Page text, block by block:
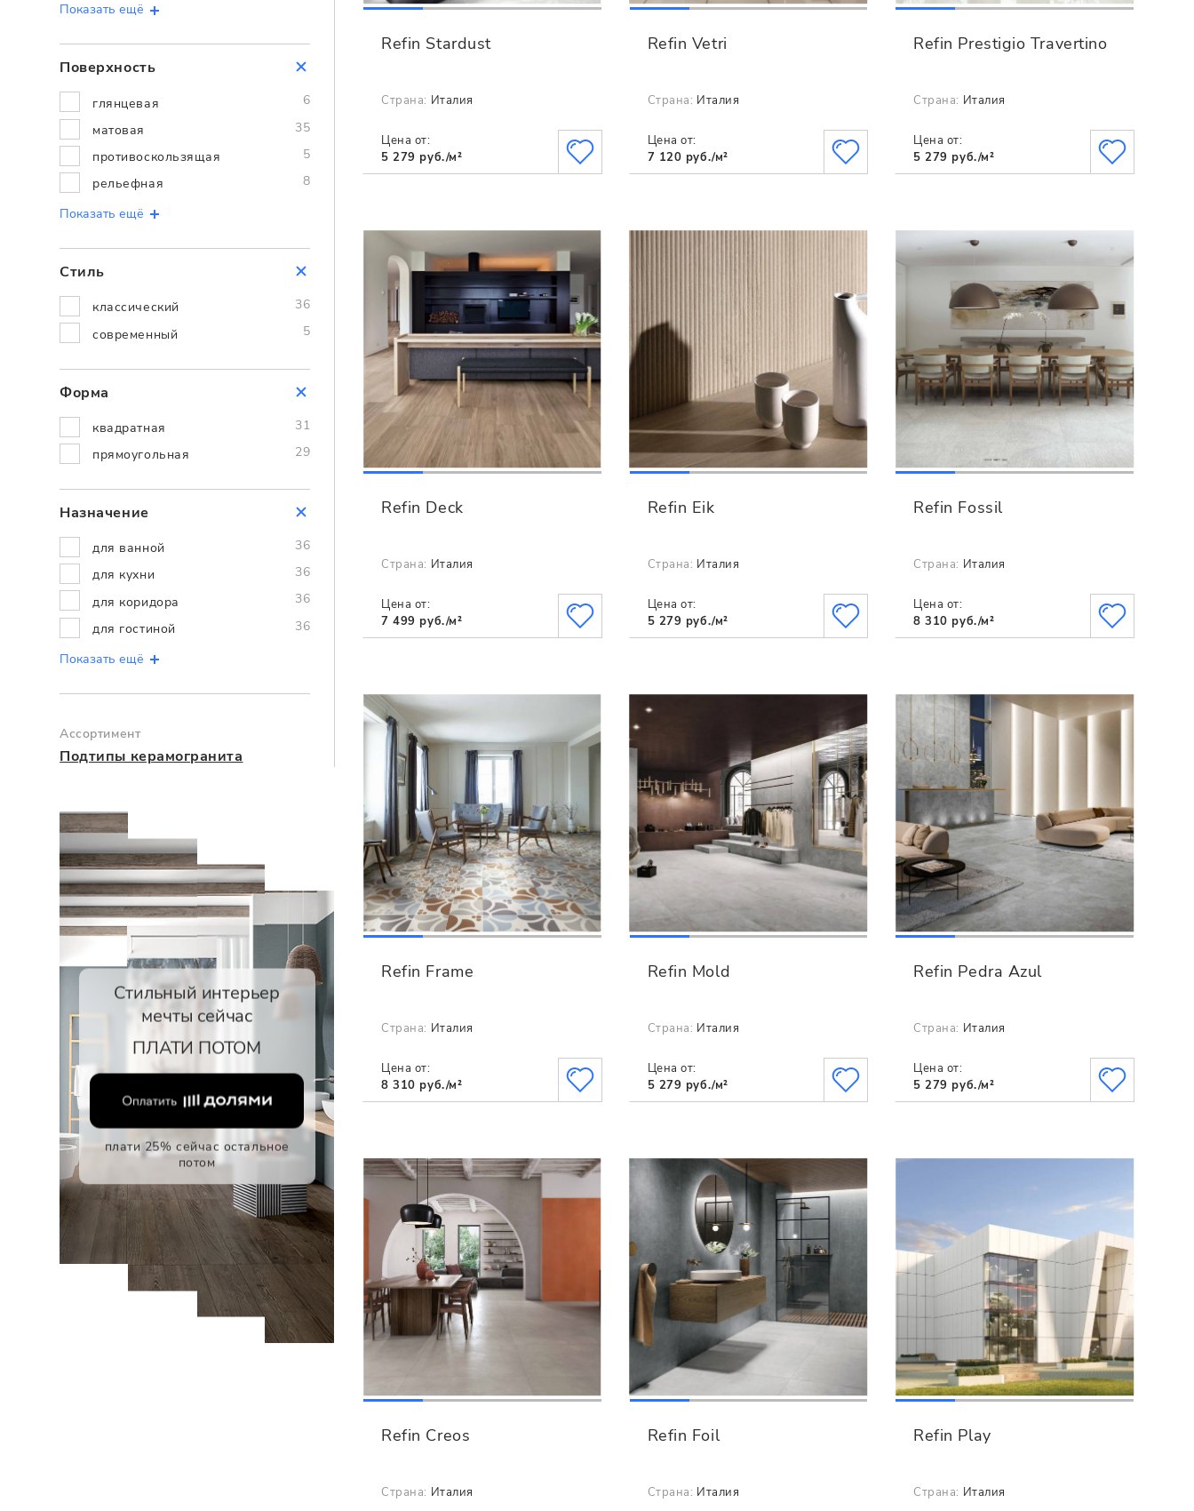
Показать ещё
Поверхность
глянцевая
6
матовая
35
противоскользящая
5
рельефная
8
Показать ещё
Стиль
классический
36
современный
5
Форма
квадратная
31
прямоугольная
29
Назначение
для ванной
36
для кухни
36
для коридора
36
для гостиной
36
Показать ещё
Ассортимент
Подтипы керамогранита
Стильный интерьер
мечты сейчас
ПЛАТИ ПОТОМ
плати 25% сейчас остальное
потом
Refin Stardust
Страна: Италия
Цена от:
5 279 руб./м²
Refin Vetri
Страна: Италия
Цена от:
7 120 руб./м²
Refin Prestigio Travertino
Страна: Италия
Цена от:
5 279 руб./м²
Refin Deck
Страна: Италия
Цена от:
7 499 руб./м²
Refin Eik
Страна: Италия
Цена от:
5 279 руб./м²
Refin Fossil
Страна: Италия
Цена от:
8 310 руб./м²
Refin Frame
Страна: Италия
Цена от:
8 310 руб./м²
Refin Mold
Страна: Италия
Цена от:
5 279 руб./м²
Refin Pedra Azul
Страна: Италия
Цена от:
5 279 руб./м²
Refin Creos
Страна: Италия
Refin Foil
Страна: Италия
Refin Play
Страна: Италия